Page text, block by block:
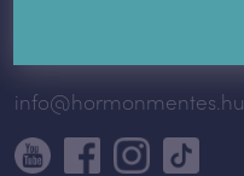
info@hormonmentes.hu